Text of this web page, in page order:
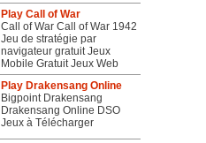
Play Call of War
Call of War Call of War 1942
Jeu de stratégie par
navigateur gratuit Jeux
Mobile Gratuit Jeux Web
Play Drakensang Online
Bigpoint Drakensang
Drakensang Online DSO
Jeux à Télécharger